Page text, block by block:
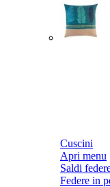
Cuscini
Apri menu
Saldi
Federe in